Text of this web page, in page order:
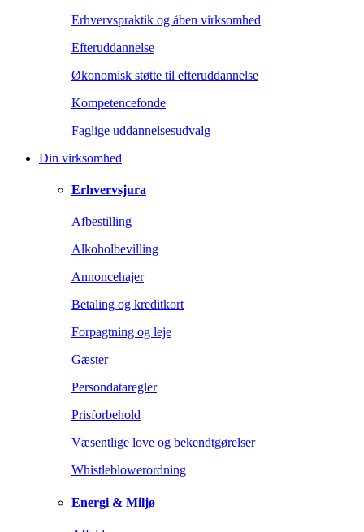
Erhvervspraktik og åben virksomhed
Efteruddannelse
Økonomisk støtte til efteruddannelse
Kompetencefonde
Faglige uddannelsesudvalg
Din virksomhed
Erhvervsjura
Afbestilling
Alkoholbevilling
Annoncehajer
Betaling og kreditkort
Forpagtning og leje
Gæster
Persondataregler
Prisforbehold
Væsentlige love og bekendtgørelser
Whistleblowerordning
Energi & Miljø